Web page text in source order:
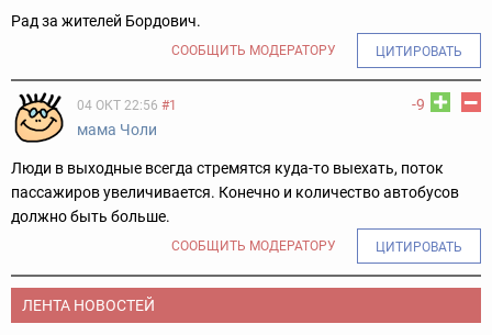
Рад за жителей Бордович.
СООБЩИТЬ МОДЕРАТОРУ ЦИТИРОВАТЬ
-9
04 ОКТ 22:56 #1
мама Чоли
Люди в выходные всегда стремятся куда-то выехать, поток
пассажиров увеличивается. Конечно и количество автобусов
должно быть больше.
СООБЩИТЬ МОДЕРАТОРУ ЦИТИРОВАТЬ
ЛЕНТА НОВОСТЕЙ